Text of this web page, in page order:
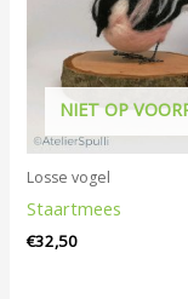
NIET OP
Losse vogel
Staartmees
€32,50